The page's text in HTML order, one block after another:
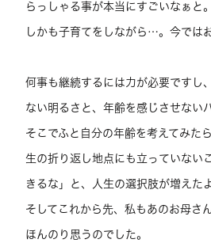
らっしゃる事が本当にすごいなぁと。
しかも子育てをしながら…。今では
何事も継続するには力が必要ですし
ない明るさと、年齢を感じさせない
そこでふと自分の年齢を考えてみた
生の折り返し地点にも立っていない
きるな」と、人生の選択肢が増えた
そしてこれから先、私もあのお母さ
ほんのり思うのでした。